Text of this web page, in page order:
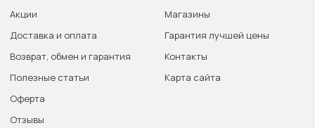
Акции
Доставка и оплата
Возврат, обмен и гарантия
Полезные статьи
Оферта
Отзывы
Магазины
Гарантия лучшей цены
Контакты
Карта сайта